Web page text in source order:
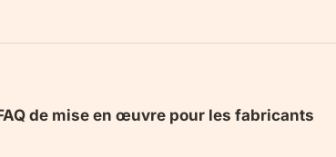
de mise en œuvre pour les fabricants